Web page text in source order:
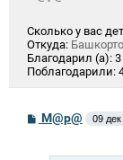
Сколько у вас
Откуда:
Благодарил (а):
Поблагодарили:
СМ@р@ 09